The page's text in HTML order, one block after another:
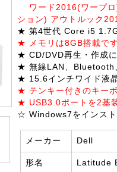
ワード2016(ワープロ
ション) アウトルック
★ 第4世代 Core i5
★ メモリは8GB搭載です
★ CD/DVD再生・作成に
★ 無線LAN、Bluetooth
★ 15.6インチワイド液
★ テンキー付きのキー
★ USB3.0ポートを2基
☆ Windows7をインスト
メーカー Dell
形名 Latitude